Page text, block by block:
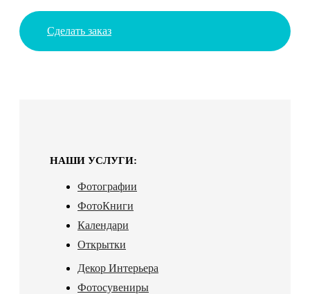
Сделать заказ
НАШИ УСЛУГИ:
Фотографии
ФотоКниги
Календари
Открытки
Декор Интерьера
Фотосувениры